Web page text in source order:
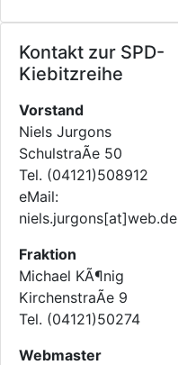
Kontakt zur SPD-
Kiebitzreihe
Vorstand
Niels Jurgons
SchulstraÃe 50
Tel. (04121)508912
eMail:
niels.jurgons[at]web.de
Fraktion
Michael KÃ¶nig
KirchenstraÃe 9
Tel. (04121)50274
Webmaster